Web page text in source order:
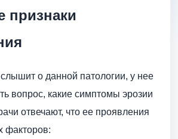
признаки
о данной патологии, у нее
вопрос, какие симптомы эрозии
отвечают, что ее проявления
факторов: